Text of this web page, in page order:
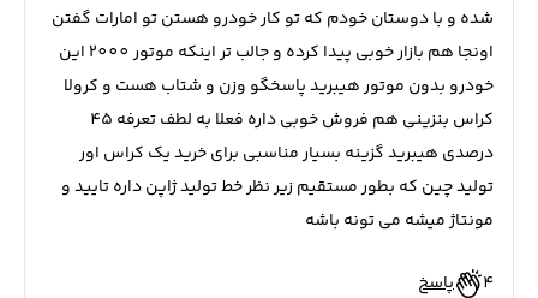
شده و با دوستان خودم كه تو كار خودرو هستن تو امارات گفتن
اونجا هم بازار خوبي پيدا كرده و جالب تر اينكه موتور ٢٠٠٠ اين
خودرو بدون موتور هيبريد پاسخگو وزن و شتاب هست و كرولا
كراس بنزيني هم فروش خوبي داره فعلا به لطف تعرفه ٤٥
درصدي هيبريد گزينه بسيار مناسبي براي خريد يك كراس اور
توليد چين كه بطور مستقيم زير نظر خط توليد ژاپن داره تاييد و
مونتاژ ميشه مي تونه باشه
4
پاسخ